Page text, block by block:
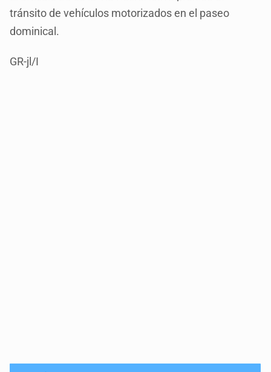
tránsito de vehículos motorizados en el paseo
dominical.
GR-jl/I